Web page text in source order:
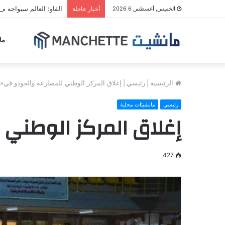
الخميس, أغسطس 6 2026 أخبار عاجلة الفاو: العالم سيواجه
الرئيسية رئيسي إغلاق المركز الوطني للمصارعة والجودو
رئيسي مانشيتات محلية
إغلاق المركز
427